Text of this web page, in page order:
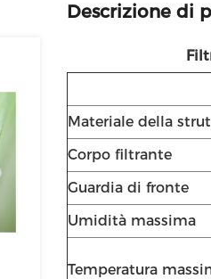
Descrizione di
Materiale della
Corpo filtrante
Guardia di fronte
Umidità massima
Temperatura